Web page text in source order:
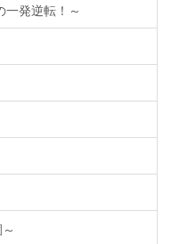
発逆転！～